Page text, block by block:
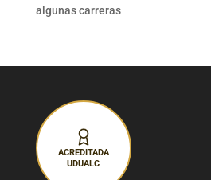
algunas carreras
ACREDITADA
UDUALC